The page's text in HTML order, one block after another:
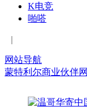
K电竞
啪嗒
|
网站导航
蒙特利尔商业伙伴网